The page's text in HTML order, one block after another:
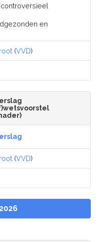
controversieel
en
(VVD)
(VVD)
2026